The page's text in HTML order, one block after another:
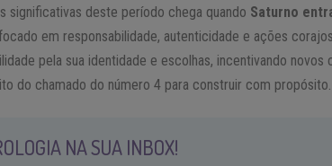
significativas deste período chega quando Saturno
em responsabilidade, autenticidade e ações
pela sua identidade e escolhas, incentivando
do chamado do número 4 para construir com propósito.
NA SUA INBOX!